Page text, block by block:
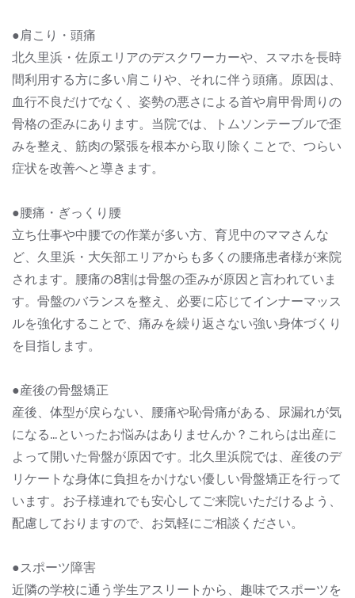
●肩こり・頭痛
北久里浜・佐原エリアのデスクワーカーや、スマホを長時
間利用する方に多い肩こりや、それに伴う頭痛。原因は、
血行不良だけでなく、姿勢の悪さによる首や肩甲骨周りの
骨格の歪みにあります。当院では、トムソンテーブルで歪
みを整え、筋肉の緊張を根本から取り除くことで、つらい
症状を改善へと導きます。
●腰痛・ぎっくり腰
立ち仕事や中腰での作業が多い方、育児中のママさんな
ど、久里浜・大矢部エリアからも多くの腰痛患者様が来院
されます。腰痛の8割は骨盤の歪みが原因と言われていま
す。骨盤のバランスを整え、必要に応じてインナーマッス
ルを強化することで、痛みを繰り返さない強い身体づくり
を目指します。
●産後の骨盤矯正
産後、体型が戻らない、腰痛や恥骨痛がある、尿漏れが気
になる…といったお悩みはありませんか？これらは出産に
よって開いた骨盤が原因です。北久里浜院では、産後のデ
リケートな身体に負担をかけない優しい骨盤矯正を行って
います。お子様連れでも安心してご来院いただけるよう、
配慮しておりますので、お気軽にご相談ください。
●スポーツ障害
近隣の学校に通う学生アスリートから、趣味でスポーツを